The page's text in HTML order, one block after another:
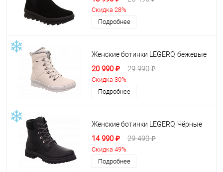
Скидка 28%
Подробнее
Женские ботинки LEGERO, бежевые
20 990 ₽ 29 990 ₽
Скидка 30%
Подробнее
Женские ботинки LEGERO, Чёрные
14 990 ₽ 29 490 ₽
Скидка 49%
Подробнее